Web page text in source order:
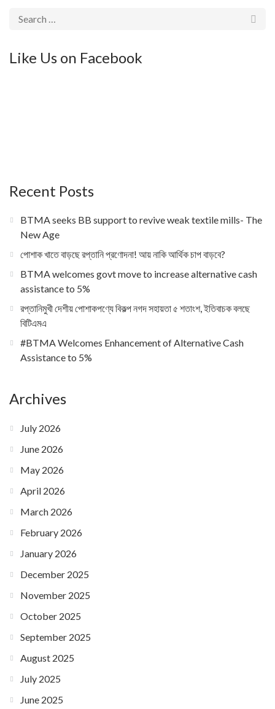
Like Us on Facebook
Recent Posts
BTMA seeks BB support to revive weak textile mills- The
New Age
পোশাক খাতে বাড়ছে রপ্তানি প্রণোদনা! আয় নাকি আর্থিক চাপ বাড়বে?
BTMA welcomes govt move to increase alternative cash
assistance to 5%
রপ্তানিমুখী দেশীয় পোশাকপণ্যে বিকল্প নগদ সহায়তা ৫ শতাংশ, ইতিবাচক বলছে
বিটিএমএ
#BTMA Welcomes Enhancement of Alternative Cash
Assistance to 5%
Archives
July 2026
June 2026
May 2026
April 2026
March 2026
February 2026
January 2026
December 2025
November 2025
October 2025
September 2025
August 2025
July 2025
June 2025